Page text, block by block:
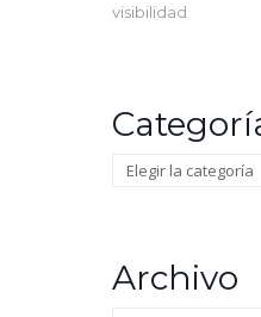
visibilidad
Categorías
Archivo